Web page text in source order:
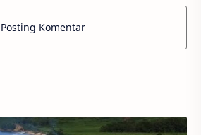
Posting Komentar